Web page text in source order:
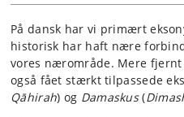
På dansk har vi primært
historisk har haft nære
vores nærområde. Mere
også fået stærkt tilpassede
Qāhirah) og Damaskus(